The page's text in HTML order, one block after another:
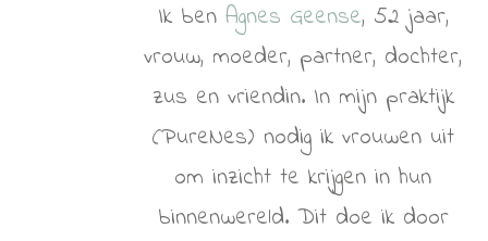
Ik ben Agnes Geense, 52 jaar,
vrouw, moeder, partner, dochter,
zus en vriendin. In mijn praktijk
(PureNes) nodig ik vrouwen uit
om inzicht te krijgen in hun
binnenwereld. Dit doe ik door